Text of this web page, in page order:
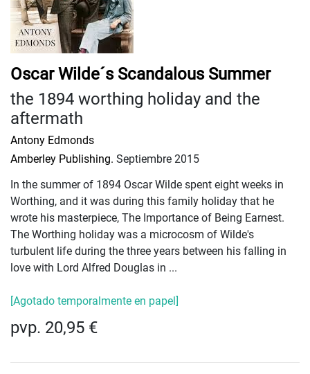
Oscar Wilde´s Scandalous Summer
the 1894 worthing holiday and the
aftermath
Antony Edmonds
Amberley Publishing. Septiembre 2015
In the summer of 1894 Oscar Wilde spent eight weeks in
Worthing, and it was during this family holiday that he
wrote his masterpiece, The Importance of Being Earnest.
The Worthing holiday was a microcosm of Wilde's
turbulent life during the three years between his falling in
love with Lord Alfred Douglas in ...
[Agotado temporalmente en papel]
pvp. 20,95 €